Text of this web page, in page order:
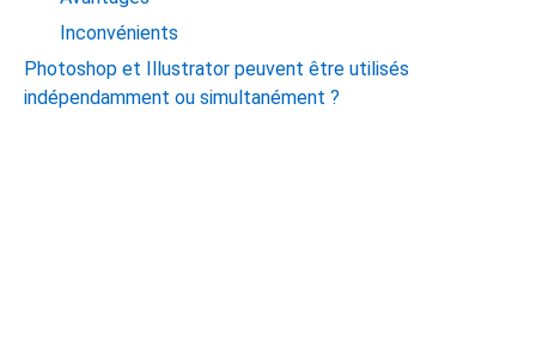
Inconvénients
Photoshop et Illustrator peuvent être utilisés
indépendamment ou simultanément ?